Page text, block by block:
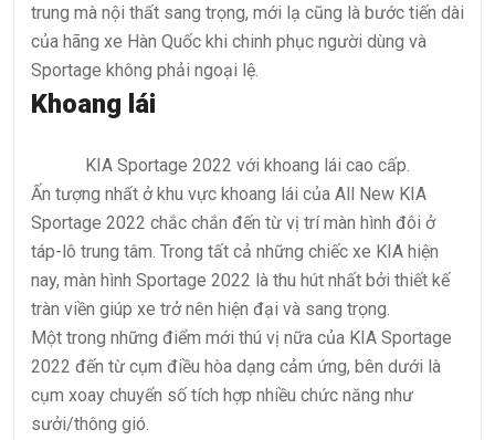
trung mà nội thất sang trọng, mới lạ cũng là bước tiến dài
của hãng xe Hàn Quốc khi chinh phục người dùng và
Sportage không phải ngoại lệ.
Khoang lái
KIA Sportage 2022 với khoang lái cao cấp.
Ấn tượng nhất ở khu vực khoang lái của All New KIA
Sportage 2022 chắc chắn đến từ vị trí màn hình đôi ở
táp-lô trung tâm. Trong tất cả những chiếc xe KIA hiện
nay, màn hình Sportage 2022 là thu hút nhất bởi thiết kế
tràn viền giúp xe trở nên hiện đại và sang trọng.
Một trong những điểm mới thú vị nữa của KIA Sportage
2022 đến từ cụm điều hòa dạng cảm ứng, bên dưới là
cụm xoay chuyển số tích hợp nhiều chức năng như
sưởi/thông gió.